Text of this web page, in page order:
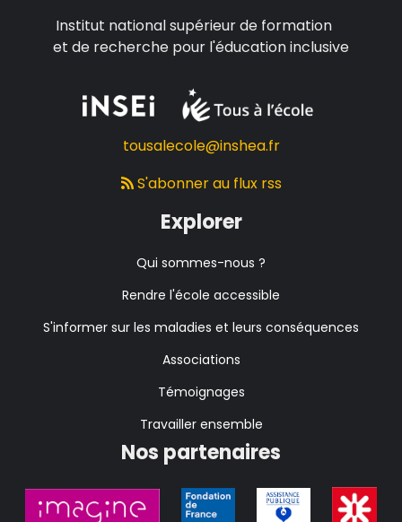
Institut national supérieur de formation
et de recherche pour l'éducation inclusive
tousalecole@inshea.fr
S'abonner au flux rss
Explorer
Qui sommes-nous ?
Rendre l'école accessible
S'informer sur les maladies et leurs conséquences
Associations
Témoignages
Travailler ensemble
Nos partenaires